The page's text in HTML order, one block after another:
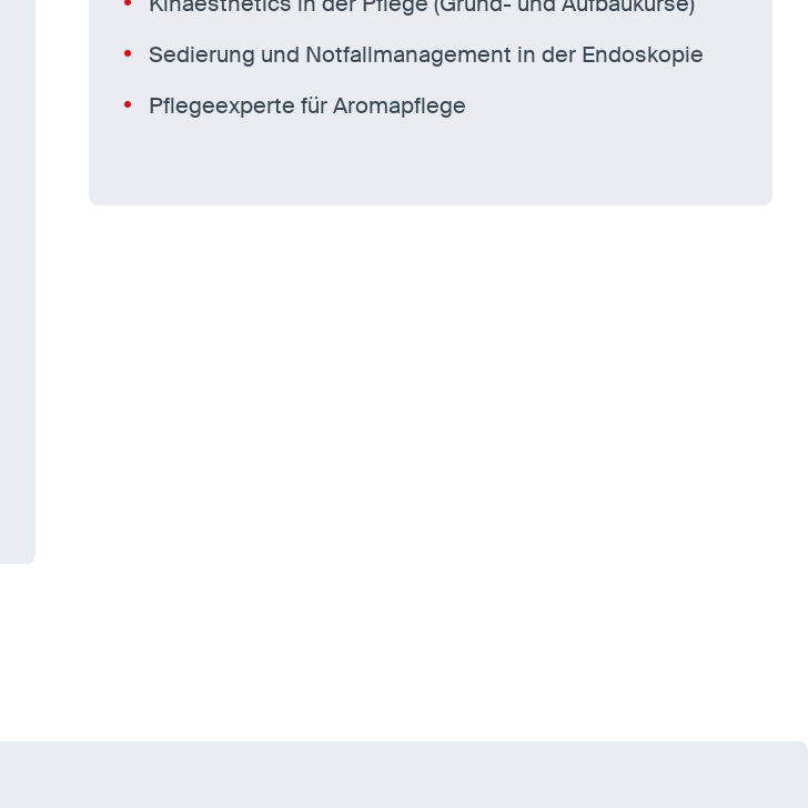
Sedierung und Notfallmanagement in der Endoskopie
Pflegeexperte für Aromapflege